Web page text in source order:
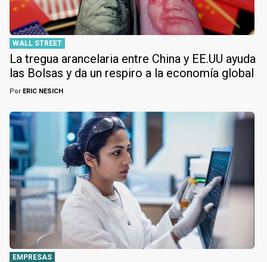
WALL STREET
La tregua arancelaria entre China y EE.UU ayuda
las Bolsas y da un respiro a la economía global
Por ERIC NESICH
EMPRESAS